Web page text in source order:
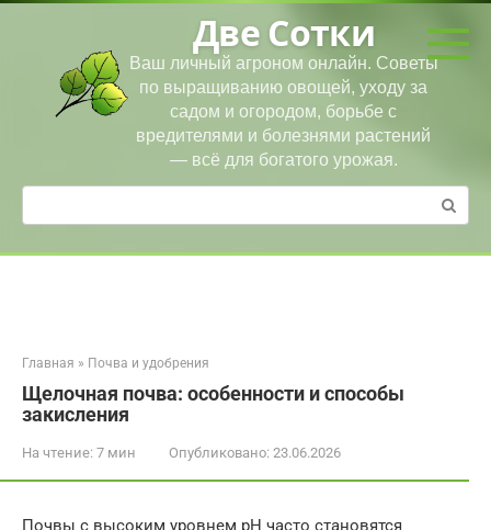
Перейти
Две Сотки
Ваш личный агроном онлайн. Советы
по выращиванию овощей, уходу за
садом и огородом, борьбе с
вредителями и болезнями растений
— всё для богатого урожая.
Поиск:
Главная » Почва и удобрения
Щелочная почва: особенности и способы
закисления
На чтение: 7 мин Опубликовано: 23.06.2026
Почвы с высоким уровнем pH часто становятся